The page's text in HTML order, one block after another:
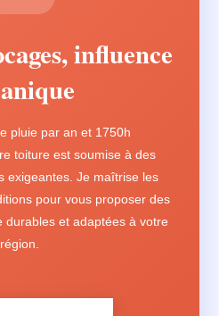
influence
pluie par an et 1750h
toiture est soumise à des
exigeantes. Je maîtrise les
pour vous proposer des
durables et adaptées à votre
région.